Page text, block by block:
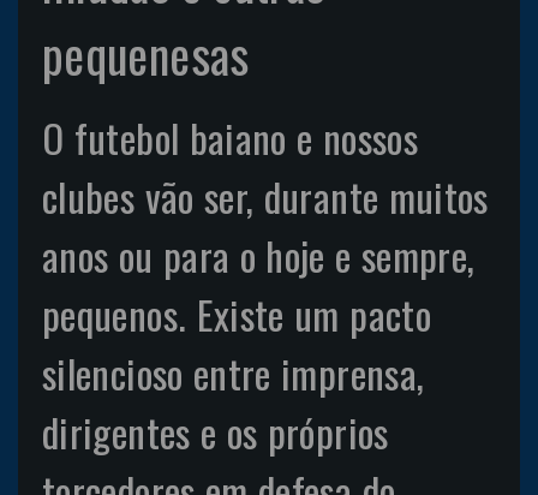
pequenesas
O futebol baiano e nossos
clubes vão ser, durante muitos
anos ou para o hoje e sempre,
pequenos. Existe um pacto
silencioso entre imprensa,
dirigentes e os próprios